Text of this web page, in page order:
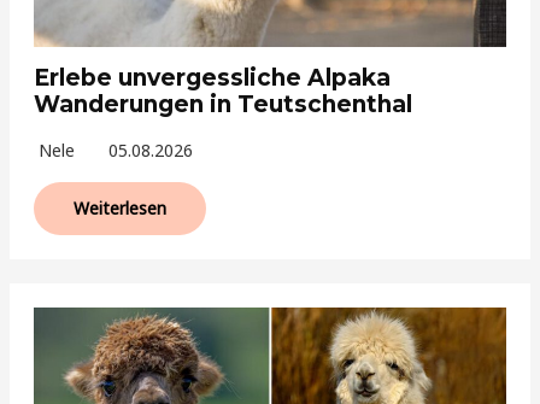
Erlebe unvergessliche Alpaka
Wanderungen in Teutschenthal
Nele 05.08.2026
Weiterlesen